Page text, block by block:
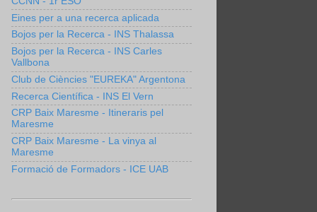
Eines per a una recerca aplicada
Bojos per la Recerca - INS Thalassa
Bojos per la Recerca - INS Carles
Vallbona
Club de Ciències "EUREKA" Argentona
Recerca Científica - INS El Vern
CRP Baix Maresme - Itineraris pel
Maresme
CRP Baix Maresme - La vinya al
Maresme
Formació de Formadors - ICE UAB